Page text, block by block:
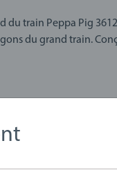
train Peppa Pig
du grand train.
qui évolue avec
les esprits en pleine
parfaitement